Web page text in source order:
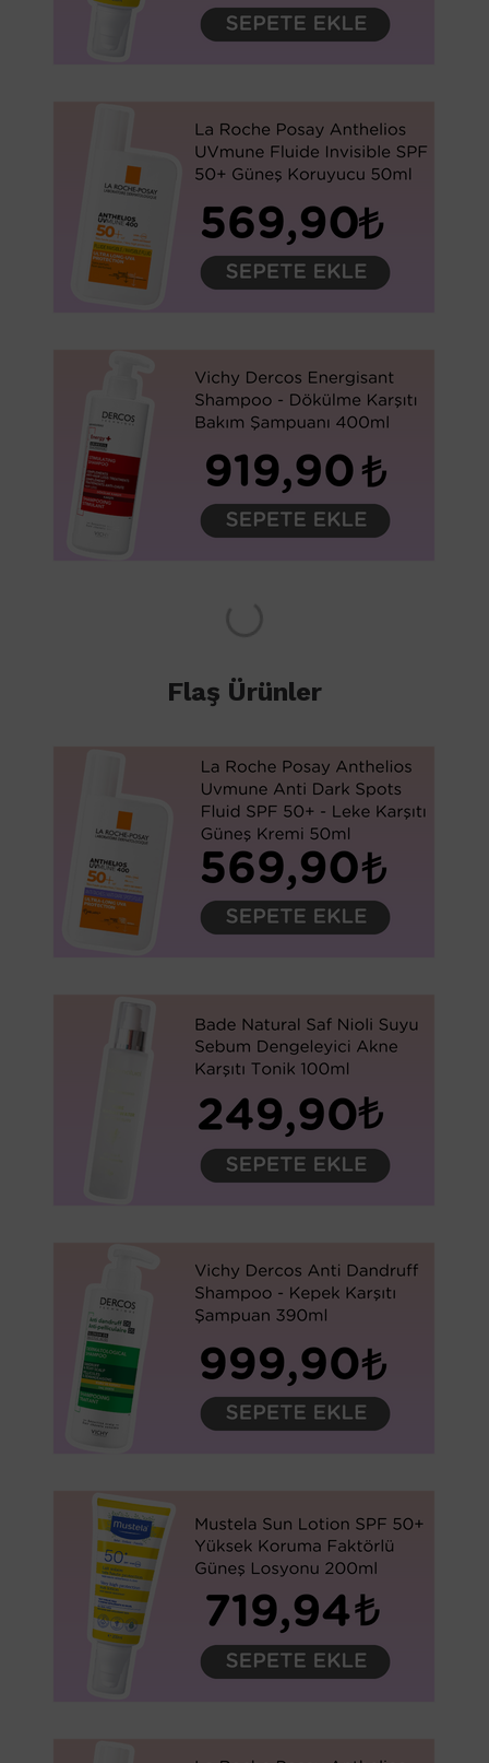
Flaş Ürünler